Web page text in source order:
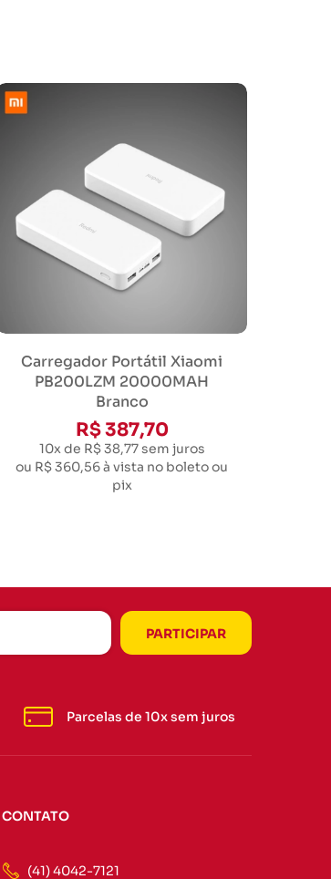
Carregador Portátil Xiaomi
PB200LZM 20000MAH
Branco
R$ 387,70
10x de R$ 38,77sem juros
ou R$ 360,56à vista no boleto ou
pix
Parcelas de 10x sem juros
CONTATO
(41) 4042-7121